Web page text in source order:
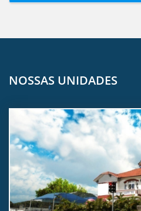
NOSSAS UNIDADES